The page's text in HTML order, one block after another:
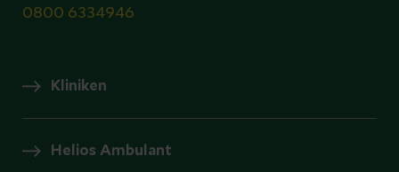
0800 6334946
Kliniken
Helios Ambulant